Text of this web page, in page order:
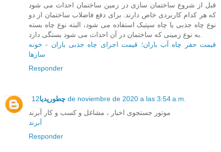
قبل از شروع ساختمان سازی در زمین ساختمان احداث می شود
که هر کدام کاربردی خاص دارند. برای دفع فاضلاب ساختمان از دو
نوع چاه جذبی یا چاه سپتیک استفاده می شود، البته نوع چاه بسته
به نوع زمینی که ساختمان در آن احداث می شود بستگی دارد.
قیمت حفر چاه آب باران؛ قیمت اجرای چاه جذبی باران - خونه
سازها
Responder
چطورپدیا 12 de noviembre de 2020 a las 3:54 a.m.
موتور جستجوی اخبار ، مشاغل و کسب و کار آبرند
آبرند
Responder